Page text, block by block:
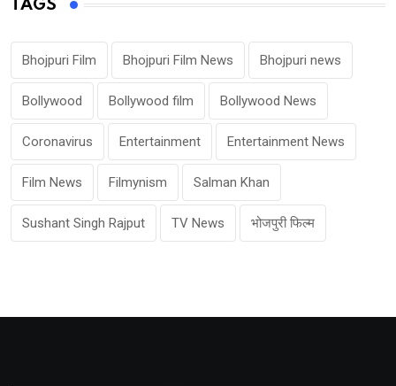
TAGS
Bhojpuri Film Bhojpuri Film News Bhojpuri news
Bollywood Bollywood film Bollywood News
Coronavirus Entertainment Entertainment News
Film News Filmynism Salman Khan
Sushant Singh Rajput TV News भोजपुरी फिल्म